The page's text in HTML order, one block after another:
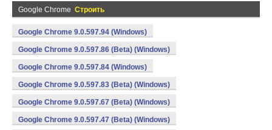
Google Chrome Строить
Google Chrome 9.0.597.94 (Windows)
Google Chrome 9.0.597.86 (Beta) (Windows)
Google Chrome 9.0.597.84 (Windows)
Google Chrome 9.0.597.83 (Beta) (Windows)
Google Chrome 9.0.597.67 (Beta) (Windows)
Google Chrome 9.0.597.47 (Beta) (Windows)